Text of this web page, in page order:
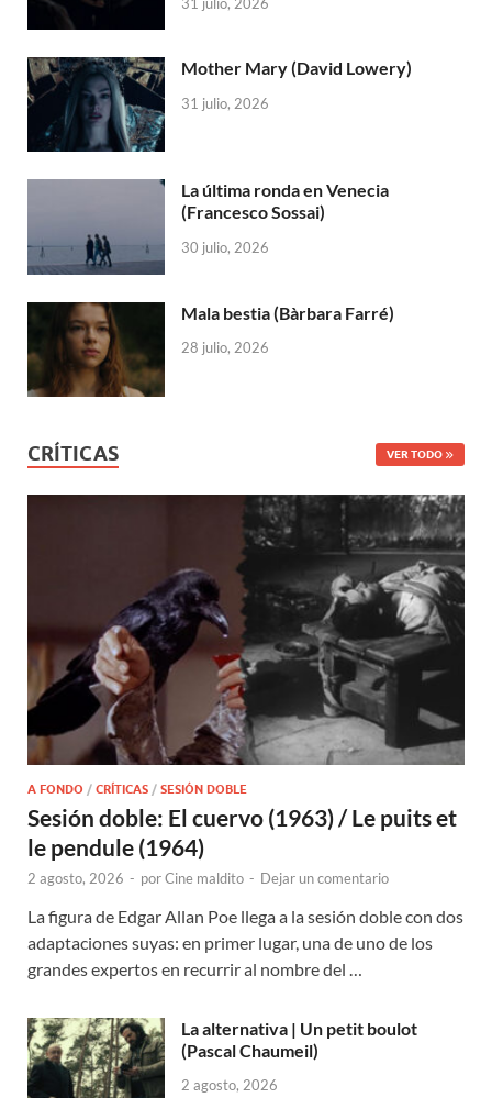
Mother Mary (David Lowery)
31 julio, 2026
La última ronda en Venecia
(Francesco Sossai)
30 julio, 2026
Mala bestia (Bàrbara Farré)
28 julio, 2026
CRÍTICAS VER TODO
A FONDO / CRÍTICAS / SESIÓN DOBLE
Sesión doble: El cuervo (1963) / Le puits et
le pendule (1964)
2 agosto, 2026 - porCine maldito - Dejar un comentario
La figura de Edgar Allan Poe llega a la sesión doble con dos
adaptaciones suyas: en primer lugar, una de uno de los
grandes expertos en recurrir al nombre del …
La alternativa | Un petit boulot
(Pascal Chaumeil)
2 agosto, 2026